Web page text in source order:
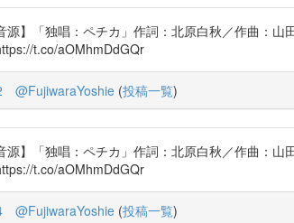
源】「独唱：ペチカ」作詞：北原白秋／作曲：
t.co/aOMhmDdGQr
@FujiwaraYoshie (投稿一覧)
源】「独唱：ペチカ」作詞：北原白秋／作曲：
t.co/aOMhmDdGQr
@FujiwaraYoshie (投稿一覧)